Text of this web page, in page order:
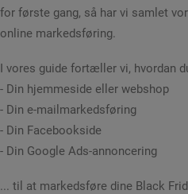
for første gang, så har vi samlet
online markedsføring.
I vores guide fortæller vi, hvordan
- Din hjemmeside eller webshop
- Din e-mailmarkedsføring
- Din Facebookside
- Din Google Ads-annoncering
... til at markedsføre dine Black